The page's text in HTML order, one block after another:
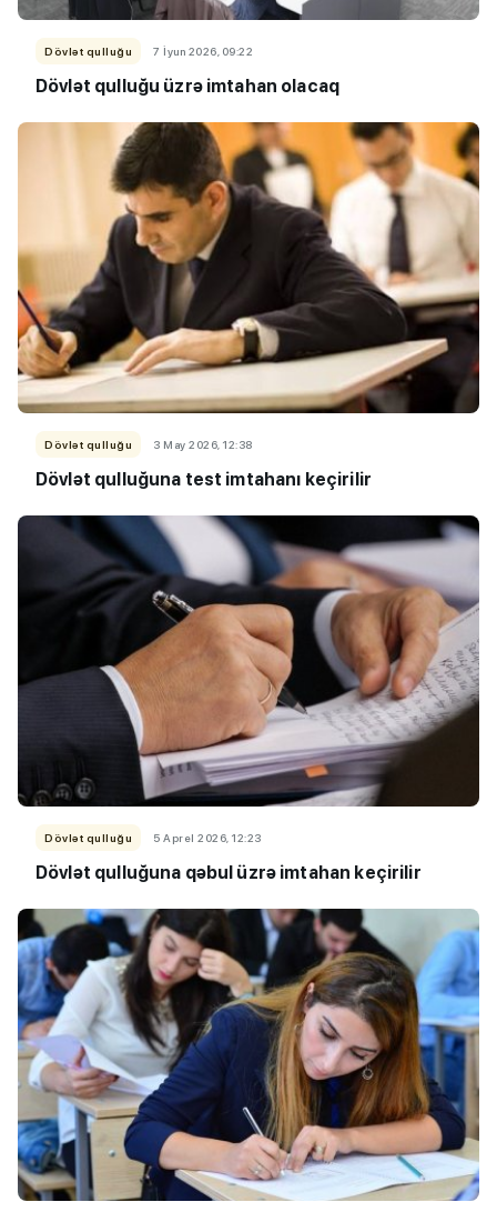
Dövlət qulluğu 7 İyun 2026, 09:22
Dövlət qulluğu üzrə imtahan olacaq
Dövlət qulluğu 3 May 2026, 12:38
Dövlət qulluğuna test imtahanı keçirilir
Dövlət qulluğu 5 Aprel 2026, 12:23
Dövlət qulluğuna qəbul üzrə imtahan keçirilir